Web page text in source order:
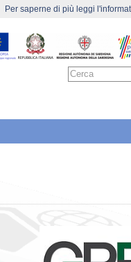
Per saperne di più leggi